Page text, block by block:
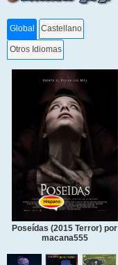
Global Castellano
Otros Idiomas
Poseídas (2015 Terror) por
macana555